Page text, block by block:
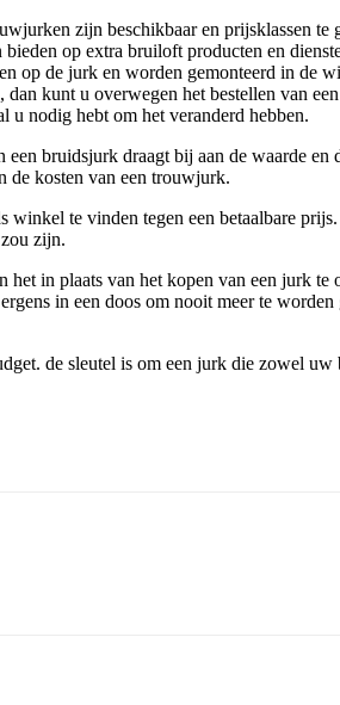
zijn beschikbaar en prijsklassen
op extra bruiloft producten en
op de jurk en worden gemonteerd in de
kunt u overwegen het bestellen van
nodig hebt om het veranderd hebben.
bruidsjurk draagt ​​bij aan de waarde
de kosten van een trouwjurk.
winkel te vinden tegen een betaalbare
zijn.
in plaats van het kopen van een jurk
in een doos om nooit meer te
de sleutel is om een ​​jurk die zowel uw